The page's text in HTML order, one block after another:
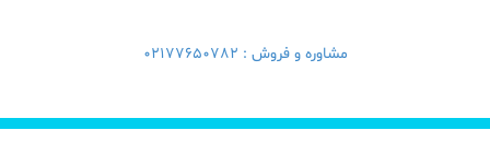
مشاوره و فروش : 02177650782